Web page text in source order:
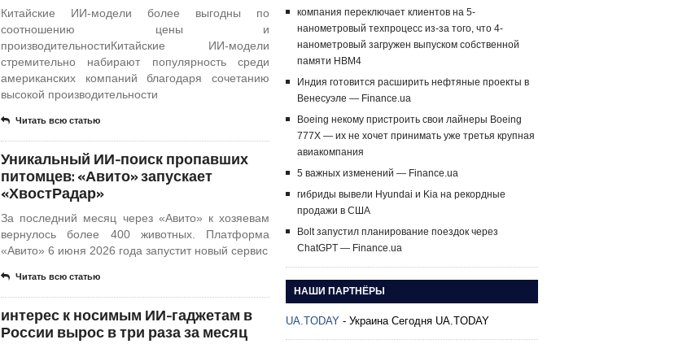
Китайские ИИ-модели более выгодны по
соотношению цены и
производительностиКитайские ИИ-модели
стремительно набирают популярность среди
американских компаний благодаря сочетанию
высокой производительности
Читать всю статью
Уникальный ИИ-поиск пропавших
питомцев: «Авито» запускает
«ХвостРадар»
За последний месяц через «Авито» к хозяевам
вернулось более 400 животных. Платформа
«Авито» 6 июня 2026 года запустит новый сервис
Читать всю статью
интерес к носимым ИИ-гаджетам в
России вырос в три раза за месяц
компания переключает клиентов на 5-
нанометровый техпроцесс из-за того, что 4-
нанометровый загружен выпуском собственной
памяти HBM4
Индия готовится расширить нефтяные проекты в
Венесуэле — Finance.ua
Boeing некому пристроить свои лайнеры Boeing
777X — их не хочет принимать уже третья крупная
авиакомпания
5 важных изменений — Finance.ua
гибриды вывели Hyundai и Kia на рекордные
продажи в США
Bolt запустил планирование поездок через
ChatGPT — Finance.ua
НАШИ ПАРТНЁРЫ
UA.TODAY - Украина Сегодня UA.TODAY